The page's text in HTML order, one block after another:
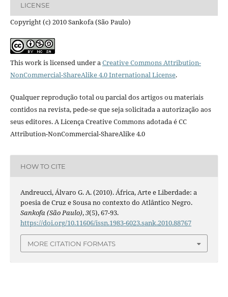
LICENSE
Copyright (c) 2010 Sankofa (São Paulo)
This work is licensed under aCreative Commons Attribution-
NonCommercial-ShareAlike 4.0 International License.
Qualquer reprodução total ou parcial dos artigos ou materiais
contidos na revista, pede-se que seja solicitada a autorização aos
seus editores. A Licença Creative Commons adotada é CC
Attribution-NonCommercial-ShareAlike 4.0
HOW TO CITE
Andreucci, Álvaro G. A. (2010). África, Arte e Liberdade: a
poesia de Cruz e Sousa no contexto do Atlântico Negro.
Sankofa (São Paulo),3(5), 67-93.
https://doi.org/10.11606/issn.1983-6023.sank.2010.88767
MORE CITATION FORMATS